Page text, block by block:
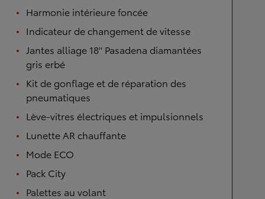
Harmonie intérieure foncée
Indicateur de changement de vitesse
Jantes alliage 18'' Pasadena diamantées
gris erbé
Kit de gonflage et de réparation des
pneumatiques
Lève-vitres électriques et impulsionnels
Lunette AR chauffante
Mode ECO
Pack City
Palettes au volant